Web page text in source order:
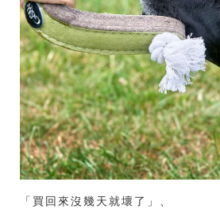
「買回來沒幾天就壞了」、